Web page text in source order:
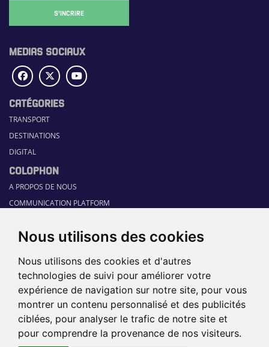
Nous utilisons des cookies
Nous utilisons des cookies et d'autres
technologies de suivi pour améliorer votre
expérience de navigation sur notre site, pour vous
montrer un contenu personnalisé et des publicités
ciblées, pour analyser le trafic de notre site et
pour comprendre la provenance de nos visiteurs.
S'INCRIRE
MEDIAS SOCIAUX
CATÉGORIES
TRANSPORT
DESTINATIONS
DIGITAL
COLOPHON
A PROPOS DE NOUS
COMMUNICATION PLATFORM
RUBRIQUES
GUIDE SECTORIEL
JOBS
ÉVÉNEMENTS
©2026 TRAVEL360° |SITEMAP|